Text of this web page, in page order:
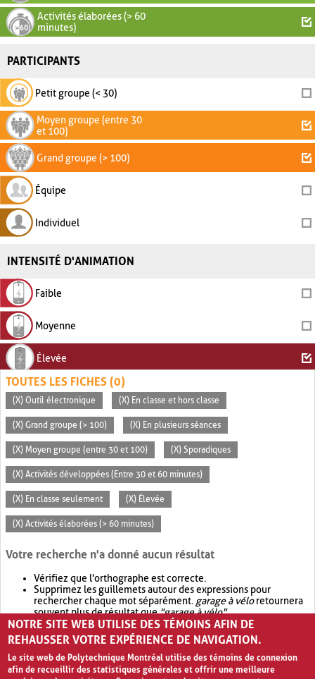
Activités élaborées (> 60
minutes)
PARTICIPANTS
Petit groupe (< 30)
Moyen groupe (entre 30
et 100)
Grand groupe (> 100)
Équipe
Individuel
INTENSITÉ D'ANIMATION
Faible
Moyenne
Élevée
TOUTES LES FICHES (0)
(X) Outil électronique (X) En classe et hors classe
(X) Grand groupe (> 100) (X) En plusieurs séances
(X) Moyen groupe (entre 30 et 100) (X) Sporadiques
(X) Activités développées (Entre 30 et 60 minutes)
(X) En classe seulement (X) Élevée
(X) Activités élaborées (> 60 minutes)
Votre recherche n'a donné aucun résultat
Vérifiez que l'orthographe est correcte.
Supprimez les guillemets autour des expressions pour
rechercher chaque mot séparément. garage à véloretournera
souvent plus de résultat que"garage à vélo".
Envisagez d'élargir votre recherche avec OR.garage OR vélo
retournera souvent plus de résultat quegarage à vélo
NOTRE SITE WEB UTILISE DES TÉMOINS AFIN DE
REHAUSSER VOTRE EXPÉRIENCE DE NAVIGATION.
Le site web de Polytechnique Montréal utilise des témoins de connexion
afin de recueillir des statistiques générales et offrir une meilleure